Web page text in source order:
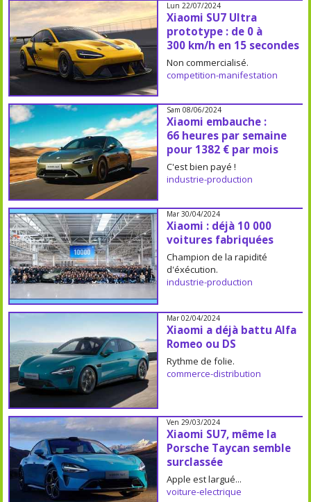
Lun 22/07/2024
Xiaomi SU7 Ultra
prototype : de 0 à
300 km/h en 15 secondes
Non commercialisé.
competition-manifestation
Sam 08/06/2024
Xiaomi embauche :
66 heures par semaine
pour 1382 € par mois
C'est bien payé !
industrie-production
Mar 30/04/2024
Xiaomi : déjà 10 000
voitures fabriquées
Champion de la rapidité
d'éxécution.
industrie-production
Mar 02/04/2024
Xiaomi a déjà battu Alfa
Romeo ou DS
Rythme de folie.
commerce-distribution
Ven 29/03/2024
Xiaomi SU7, même la
Porsche Taycan semble
surclassée
Apple est largué...
voiture-electrique